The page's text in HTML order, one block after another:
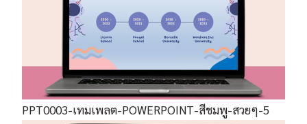
PPT0003-เทมเพลต-POWERPOINT-สีชมพู-สวยๆ-5